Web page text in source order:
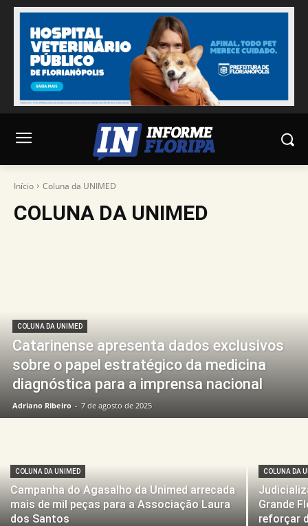
Início Coluna da UNIMED
COLUNA DA UNIMED
COLUNA DA UNIMED
Catarinense apresenta dados exclusivos
sobre o papel estratégico da medicina
diagnóstica para a imprensa nacional
Adriano Ribeiro - 7 de agosto de 2025
COLUNA DA UNIMED
Campanha do Agasalho da Unimed arrecada
mais de mil peças para a Associação Laura
dos Santos
COLUNA DA
Grande
reforçar